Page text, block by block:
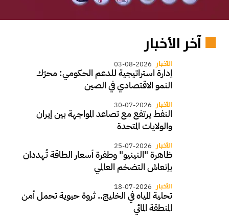
آخر الأخبار
الأخبار 03-08-2026
إدارة استراتيجية للدعم الحكومي: محرّك
النمو الاقتصادي في الصين
الأخبار 30-07-2026
النفط يرتفع مع تصاعد المواجهة بين إيران
والولايات المتحدة
الأخبار 25-07-2026
ظاهرة "النينيو" وطفرة أسعار الطاقة تُهددان
بإنعاش التضخم العالمي
الأخبار 18-07-2026
تحلية المياه في الخليج.. ثروة حيوية تحمل أمن
المنطقة المائي